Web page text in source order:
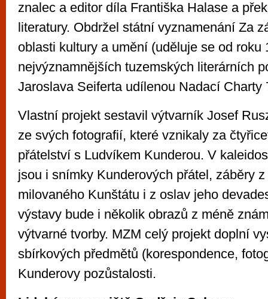
znalec a editor díla Františka Halase a
literatury. Obdržel státní vyznamenání Za
oblasti kultury a umění (uděluje se od roku
nejvýznamnějších tuzemských literárních
Jaroslava Seiferta udílenou Nadací Charty
Vlastní projekt sestavil výtvarník Josef
ze svých fotografií, které vznikaly za
přátelství s Ludvíkem Kunderou. V
jsou i snímky Kunderových přátel, záběry
milovaného Kunštátu i z oslav jeho
výstavy bude i několik obrazů z méně
výtvarné tvorby. MZM celý projekt doplní
sbírkových předmětů (korespondence,
Kunderovy pozůstalosti.